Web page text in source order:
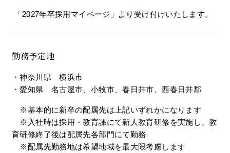
「2027年卒採用マイページ」より受け付けいたします。
勤務予定地
・神奈川県 横浜市
・愛知県 名古屋市、小牧市、春日井市、西春日井郡
※基本的に新卒の配属先は上記いずれかになります
※入社時は採用・教育課にて新人教育研修を実施し、教
育研修終了後は配属先各部門にて勤務
※配属先勤務地は希望地域を最大限考慮します